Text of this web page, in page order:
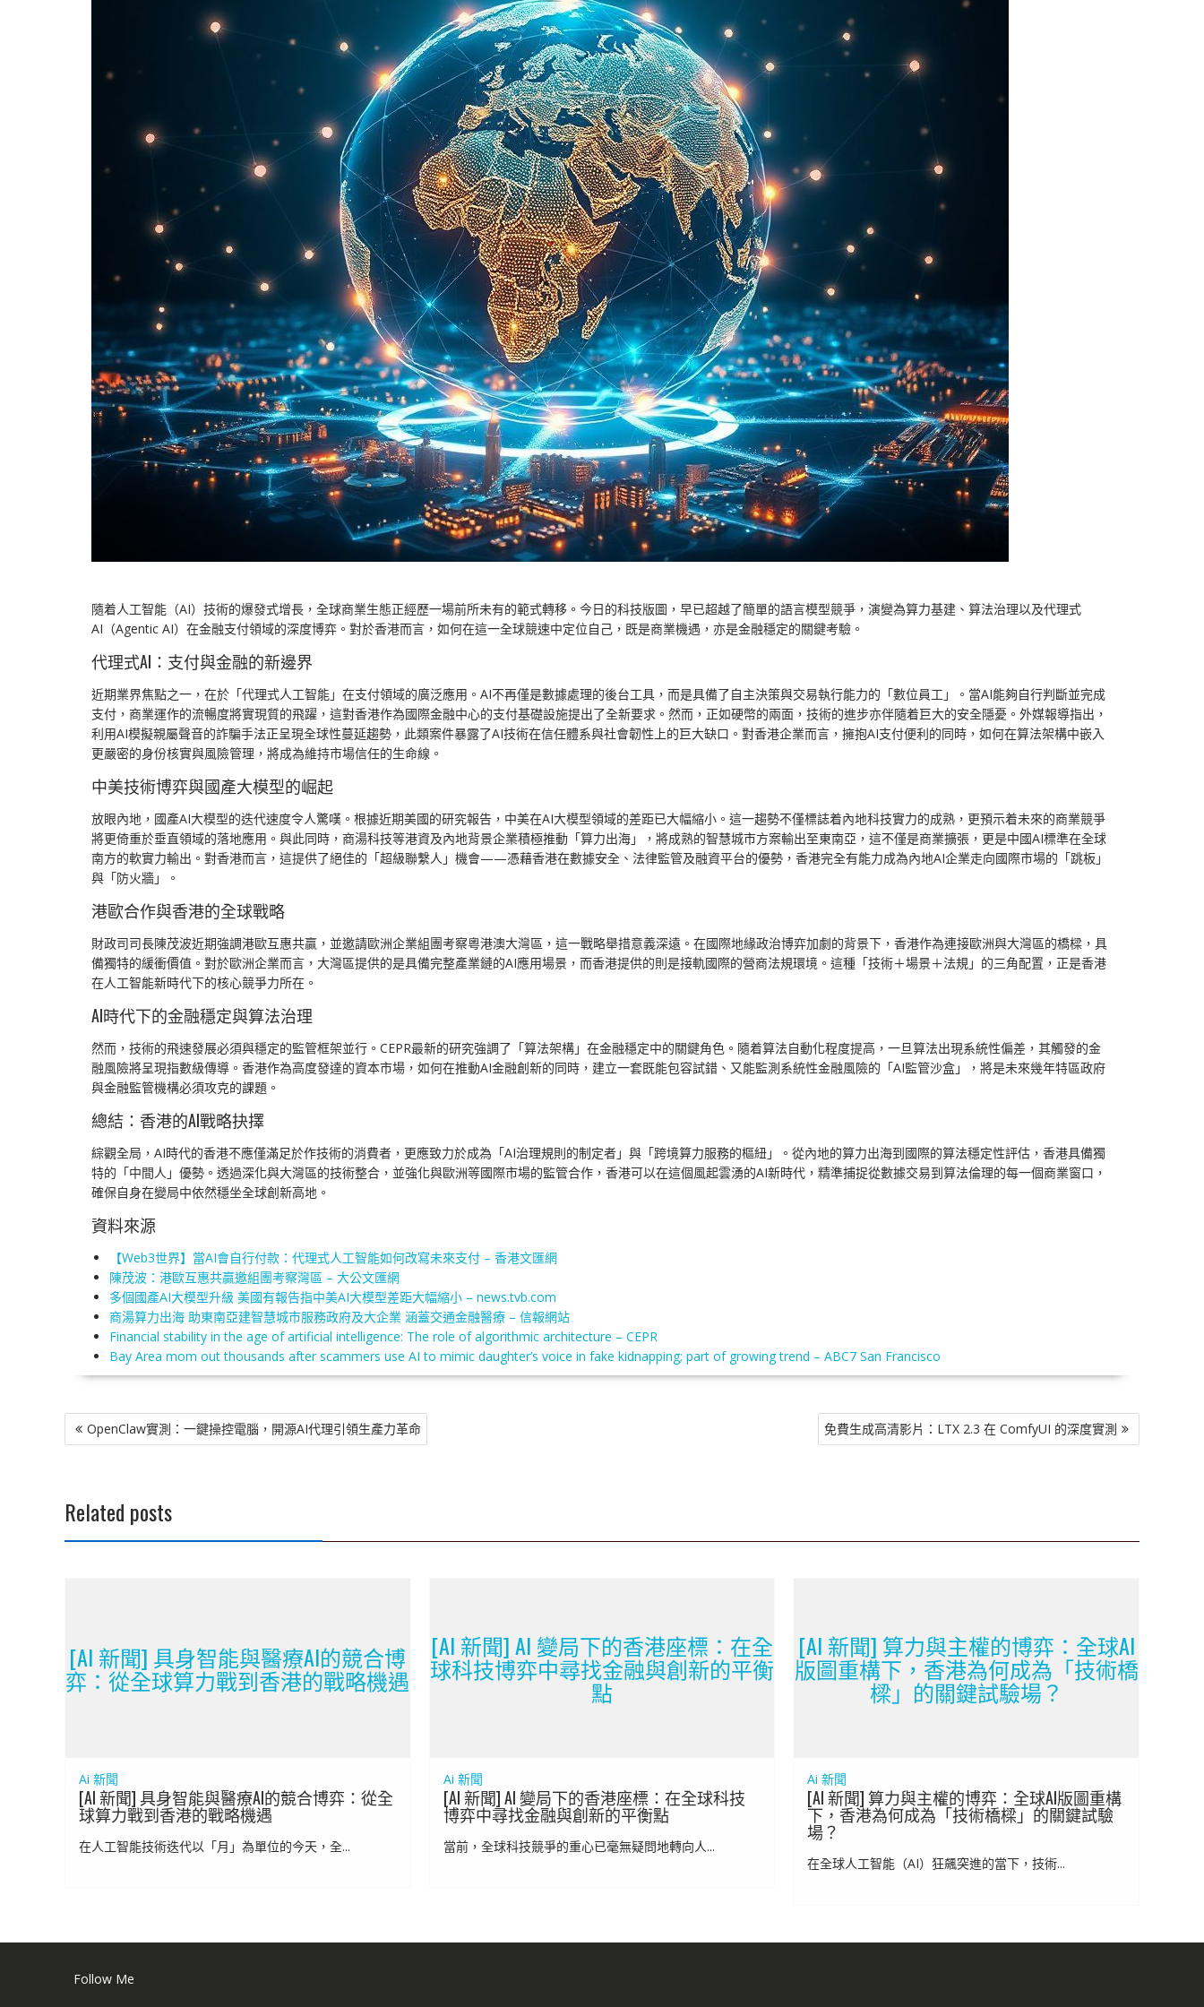
隨着人工智能（AI）技術的爆發式增長，全球商業生態正經歷一場前所未有的範式轉移。今日的科技版圖，早已超越了簡單的語言模型競爭，演變為算力基建、算法治理以及代理式
AI（Agentic AI）在金融支付領域的深度博弈。對於香港而言，如何在這一全球競速中定位自己，既是商業機遇，亦是金融穩定的關鍵考驗。
代理式AI：支付與金融的新邊界
近期業界焦點之一，在於「代理式人工智能」在支付領域的廣泛應用。AI不再僅是數據處理的後台工具，而是具備了自主決策與交易執行能力的「數位員工」。當AI能夠自行判斷並完成
支付，商業運作的流暢度將實現質的飛躍，這對香港作為國際金融中心的支付基礎設施提出了全新要求。然而，正如硬幣的兩面，技術的進步亦伴隨着巨大的安全隱憂。外媒報導指出，
利用AI模擬親屬聲音的詐騙手法正呈現全球性蔓延趨勢，此類案件暴露了AI技術在信任體系與社會韌性上的巨大缺口。對香港企業而言，擁抱AI支付便利的同時，如何在算法架構中嵌入
更嚴密的身份核實與風險管理，將成為維持市場信任的生命線。
中美技術博弈與國產大模型的崛起
放眼內地，國產AI大模型的迭代速度令人驚嘆。根據近期美國的研究報告，中美在AI大模型領域的差距已大幅縮小。這一趨勢不僅標誌着內地科技實力的成熟，更預示着未來的商業競爭
將更倚重於垂直領域的落地應用。與此同時，商湯科技等港資及內地背景企業積極推動「算力出海」，將成熟的智慧城市方案輸出至東南亞，這不僅是商業擴張，更是中國AI標準在全球
南方的軟實力輸出。對香港而言，這提供了絕佳的「超級聯繫人」機會——憑藉香港在數據安全、法律監管及融資平台的優勢，香港完全有能力成為內地AI企業走向國際市場的「跳板」
與「防火牆」。
港歐合作與香港的全球戰略
財政司司長陳茂波近期強調港歐互惠共贏，並邀請歐洲企業組團考察粵港澳大灣區，這一戰略舉措意義深遠。在國際地緣政治博弈加劇的背景下，香港作為連接歐洲與大灣區的橋樑，具
備獨特的緩衝價值。對於歐洲企業而言，大灣區提供的是具備完整產業鏈的AI應用場景，而香港提供的則是接軌國際的營商法規環境。這種「技術＋場景＋法規」的三角配置，正是香港
在人工智能新時代下的核心競爭力所在。
AI時代下的金融穩定與算法治理
然而，技術的飛速發展必須與穩定的監管框架並行。CEPR最新的研究強調了「算法架構」在金融穩定中的關鍵角色。隨着算法自動化程度提高，一旦算法出現系統性偏差，其觸發的金
融風險將呈現指數級傳導。香港作為高度發達的資本市場，如何在推動AI金融創新的同時，建立一套既能包容試錯、又能監測系統性金融風險的「AI監管沙盒」，將是未來幾年特區政府
與金融監管機構必須攻克的課題。
總結：香港的AI戰略抉擇
綜觀全局，AI時代的香港不應僅滿足於作技術的消費者，更應致力於成為「AI治理規則的制定者」與「跨境算力服務的樞紐」。從內地的算力出海到國際的算法穩定性評估，香港具備獨
特的「中間人」優勢。透過深化與大灣區的技術整合，並強化與歐洲等國際市場的監管合作，香港可以在這個風起雲湧的AI新時代，精準捕捉從數據交易到算法倫理的每一個商業窗口，
確保自身在變局中依然穩坐全球創新高地。
資料來源
【Web3世界】當AI會自行付款：代理式人工智能如何改寫未來支付 – 香港文匯網
陳茂波：港歐互惠共贏邀組團考察灣區 – 大公文匯網
多個國產AI大模型升級 美國有報告指中美AI大模型差距大幅縮小 – news.tvb.com
商湯算力出海 助東南亞建智慧城市服務政府及大企業 涵蓋交通金融醫療 – 信報網站
Financial stability in the age of artificial intelligence: The role of algorithmic architecture – CEPR
Bay Area mom out thousands after scammers use AI to mimic daughter’s voice in fake kidnapping; part of growing trend – ABC7 San Francisco
文
章
OpenClaw實測：一鍵操控電腦，開源AI代理引領生產力革命 免費生成高清影片：LTX 2.3 在 ComfyUI 的深度實測
Related posts
[AI 新聞] 具身智能與醫療AI的競合博
弈：從全球算力戰到香港的戰略機遇
Ai 新聞
[AI 新聞] 具身智能與醫療AI的競合博弈：從全
球算力戰到香港的戰略機遇
在人工智能技術迭代以「月」為單位的今天，全...
[AI 新聞] AI 變局下的香港座標：在全
球科技博弈中尋找金融與創新的平衡
點
Ai 新聞
[AI 新聞] AI 變局下的香港座標：在全球科技
博弈中尋找金融與創新的平衡點
當前，全球科技競爭的重心已毫無疑問地轉向人...
[AI 新聞] 算力與主權的博弈：全球AI
版圖重構下，香港為何成為「技術橋
樑」的關鍵試驗場？
Ai 新聞
[AI 新聞] 算力與主權的博弈：全球AI版圖重構
下，香港為何成為「技術橋樑」的關鍵試驗
場？
在全球人工智能（AI）狂飆突進的當下，技術...
Follow Me